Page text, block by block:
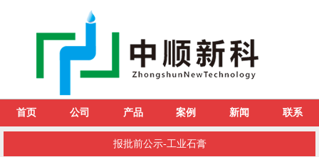
首页 公司 产品 案例 新闻 联系
报批前公示-工业石膏